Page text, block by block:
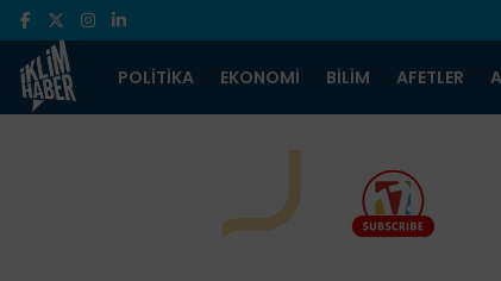
POLITIKA EKONOMI BILIM AFETLER